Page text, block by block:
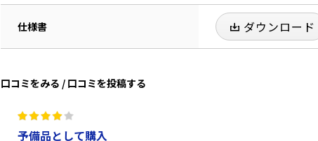
仕様書 ダウンロード
口コミをみる / 口コミを投稿する
予備品として購入